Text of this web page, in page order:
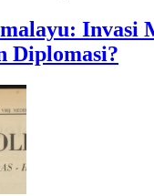
Invasi
Diplomasi?